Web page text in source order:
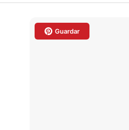
Guardar